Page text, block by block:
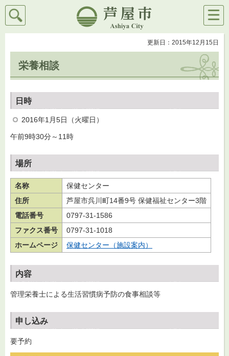
芦屋市
検索
メニ
ュー
更新日：2015年12月15日
栄養相談
日時
2016年1月5日（火曜日）
午前9時30分～11時
場所
名称
保健センター
住所
芦屋市呉川町14番9号 保健福祉センター3階
電話番号
0797-31-1586
ファクス番号
0797-31-1018
ホームページ
保健センター（施設案内）
内容
管理栄養士による生活習慣病予防の食事相談等
申し込み
要予約